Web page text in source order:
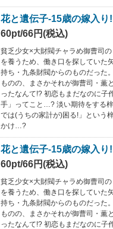
花と遺伝子-15歳の嫁入
60pt/66円(税込)
貧乏少女×大財閥チャラめ御曹司
を養うため、働き口を探していた
持ち・九条財閥からのものだった
ものの、まさかそれが御曹司・薫
ったなんて!? 初恋もまだなのに
手」ってこと…? 淡い期待をする
では(うちの家計が)困る!」という
かけ…?
花と遺伝子-15歳の嫁入
60pt/66円(税込)
貧乏少女×大財閥チャラめ御曹司
を養うため、働き口を探していた
持ち・九条財閥からのものだった
ものの、まさかそれが御曹司・薫
ったなんて!? 初恋もまだなのに